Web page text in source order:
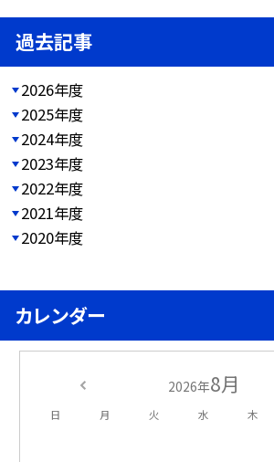
過去記事
2026年度
2025年度
2024年度
2023年度
2022年度
2021年度
2020年度
カレンダー
2026年8月
日 月 火 水 木